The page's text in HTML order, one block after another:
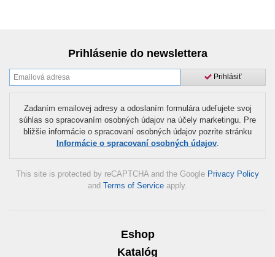
Prihlásenie do newslettera
Prihlásiť
Zadaním emailovej adresy a odoslaním formulára udeľujete svoj
súhlas so spracovaním osobných údajov na účely marketingu. Pre
bližšie informácie o spracovaní osobných údajov pozrite stránku
Informácie o spracovaní osobných údajov.
This site is protected by reCAPTCHA and the Google Privacy Policy
and Terms of Service apply.
Eshop
Katalóg